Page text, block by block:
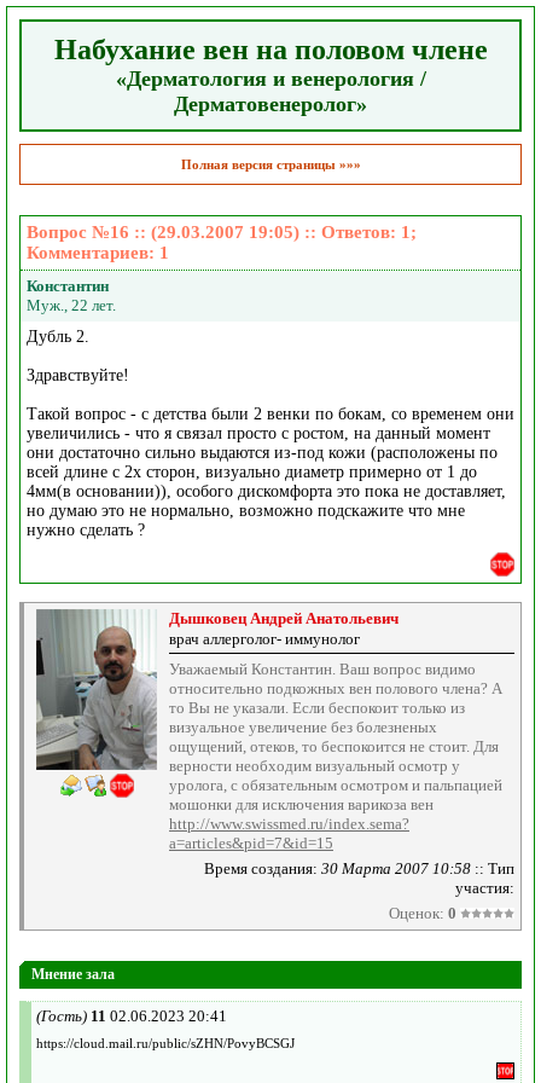
Набухание вен на половом члене
«Дерматология и венерология /
Дерматовенеролог»
Полная версия страницы »»»
Вопрос №16 :: (29.03.2007 19:05) :: Ответов: 1 ;
Комментариев: 1
Константин
Муж., 22 лет.
Дубль 2.
Здравствуйте!
Такой вопрос - с детства были 2 венки по бокам, со временем они
увеличились - что я связал просто с ростом, на данный момент
они достаточно сильно выдаются из-под кожи (расположены по
всей длине с 2х сторон, визуально диаметр примерно от 1 до
4мм(в основании)), особого дискомфорта это пока не доставляет,
но думаю это не нормально, возможно подскажите что мне
нужно сделать ?
Дышковец Андрей Анатольевич
врач аллерголог- иммунолог
Уважаемый Константин. Ваш вопрос видимо
относительно подкожных вен полового члена? А
то Вы не указали. Если беспокоит только из
визуальное увеличение без болезненых
ощущений, отеков, то беспокоится не стоит. Для
верности необходим визуальный осмотр у
уролога, с обязательным осмотром и пальпацией
мошонки для исключения варикоза вен
http://www.swissmed.ru/index.sema?
a=articles&pid=7&id=15
Время создания: 30 Марта 2007 10:58 :: Тип
участия:
Оценок: 0
Мнение зала
(Гость) 11 02.06.2023 20:41
https://cloud.mail.ru/public/sZHN/PovyBCSGJ